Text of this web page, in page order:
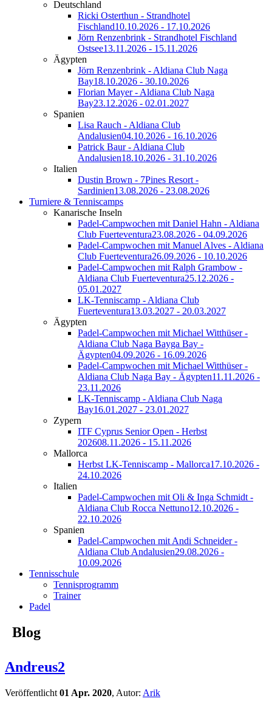
Deutschland
Ricki Osterthun - Strandhotel
Fischland10.10.2026 - 17.10.2026
Jörn Renzenbrink - Strandhotel Fischland
Ostsee13.11.2026 - 15.11.2026
Ägypten
Jörn Renzenbrink - Aldiana Club Naga
Bay18.10.2026 - 30.10.2026
Florian Mayer - Aldiana Club Naga
Bay23.12.2026 - 02.01.2027
Spanien
Lisa Rauch - Aldiana Club
Andalusien04.10.2026 - 16.10.2026
Patrick Baur - Aldiana Club
Andalusien18.10.2026 - 31.10.2026
Italien
Dustin Brown - 7Pines Resort -
Sardinien13.08.2026 - 23.08.2026
Turniere & Tenniscamps
Kanarische Inseln
Padel-Campwochen mit Daniel Hahn - Aldiana
Club Fuerteventura23.08.2026 - 04.09.2026
Padel-Campwochen mit Manuel Alves - Aldiana
Club Fuerteventura26.09.2026 - 10.10.2026
Padel-Campwochen mit Ralph Grambow -
Aldiana Club Fuerteventura25.12.2026 -
05.01.2027
LK-Tenniscamp - Aldiana Club
Fuerteventura13.03.2027 - 20.03.2027
Ägypten
Padel-Campwochen mit Michael Witthüser -
Aldiana Club Naga Bayga Bay -
Ägypten04.09.2026 - 16.09.2026
Padel-Campwochen mit Michael Witthüser -
Aldiana Club Naga Bay - Ägypten11.11.2026 -
23.11.2026
LK-Tenniscamp - Aldiana Club Naga
Bay16.01.2027 - 23.01.2027
Zypern
ITF Cyprus Senior Open - Herbst
202608.11.2026 - 15.11.2026
Mallorca
Herbst LK-Tenniscamp - Mallorca17.10.2026 -
24.10.2026
Italien
Padel-Campwochen mit Oli & Inga Schmidt -
Aldiana Club Rocca Nettuno12.10.2026 -
22.10.2026
Spanien
Padel-Campwochen mit Andi Schneider -
Aldiana Club Andalusien29.08.2026 -
10.09.2026
Tennisschule
Tennisprogramm
Trainer
Padel
Blog
Andreus2
Veröffentlicht 01 Apr. 2020, Autor: Arik